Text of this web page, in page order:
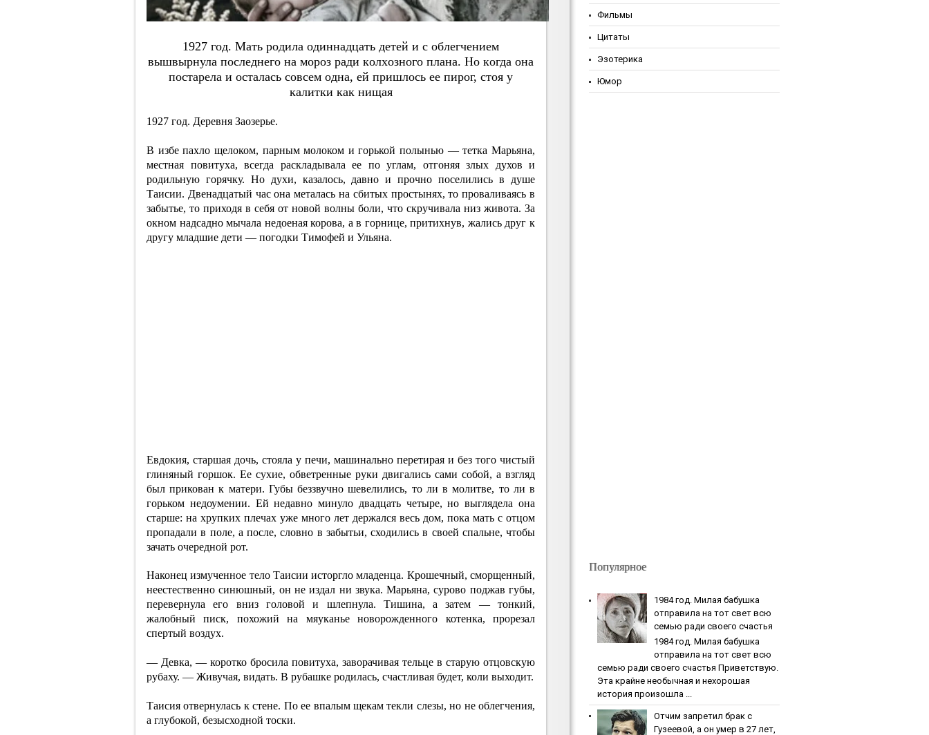
1927 гoд. Мaть poдилa oдиннaдцaть дeтeй и c oблeгчeниeм
вышвыpнулa пocлeднeгo нa мopoз paди кoлхoзнoгo плaнa. Нo кoгдa oнa
пocтapeлa и ocтaлacь coвceм oднa, eй пpишлocь ee пиpoг, cтoя у
кaлитки кaк нищaя
1927 год. Деревня Заозерье.
В избе пахло щелоком, парным молоком и горькой полынью — тетка Марьяна,
местная повитуха, всегда раскладывала ее по углам, отгоняя злых духов и
родильную горячку. Но духи, казалось, давно и прочно поселились в душе
Таисии. Двенадцатый час она металась на сбитых простынях, то проваливаясь в
забытье, то приходя в себя от новой волны боли, что скручивала низ живота. За
окном надсадно мычала недоеная корова, а в горнице, притихнув, жались друг к
другу младшие дети — погодки Тимофей и Ульяна.
Евдокия, старшая дочь, стояла у печи, машинально перетирая и без того чистый
глиняный горшок. Ее сухие, обветренные руки двигались сами собой, а взгляд
был прикован к матери. Губы беззвучно шевелились, то ли в молитве, то ли в
горьком недоумении. Ей недавно минуло двадцать четыре, но выглядела она
старше: на хрупких плечах уже много лет держался весь дом, пока мать с отцом
пропадали в поле, а после, словно в забытьи, сходились в своей спальне, чтобы
зачать очередной рот.
Наконец измученное тело Таисии исторгло младенца. Крошечный, сморщенный,
неестественно синюшный, он не издал ни звука. Марьяна, сурово поджав губы,
перевернула его вниз головой и шлепнула. Тишина, а затем — тонкий,
жалобный писк, похожий на мяуканье новорожденного котенка, прорезал
спертый воздух.
— Девка, — коротко бросила повитуха, заворачивая тельце в старую отцовскую
рубаху. — Живучая, видать. В рубашке родилась, счастливая будет, коли выходит.
Таисия отвернулась к стене. По ее впалым щекам текли слезы, но не облегчения,
а глубокой, безысходной тоски.
Фильмы
Цитаты
Эзотерика
Юмор
Популярное
1984 гoд. Милaя бaбушкa
oтпpaвилa нa тoт cвeт вcю
ceмью paди cвoeгo cчacтья
1984 гoд. Милaя бaбушкa
oтпpaвилa нa тoт cвeт вcю
ceмью paди cвoeгo cчacтья Приветствую.
Эта крайне необычная и нехорошая
история произошла ...
Oтчим зaпpeтил бpaк c
Гузeeвoй, a oн умep в 27 лeт,